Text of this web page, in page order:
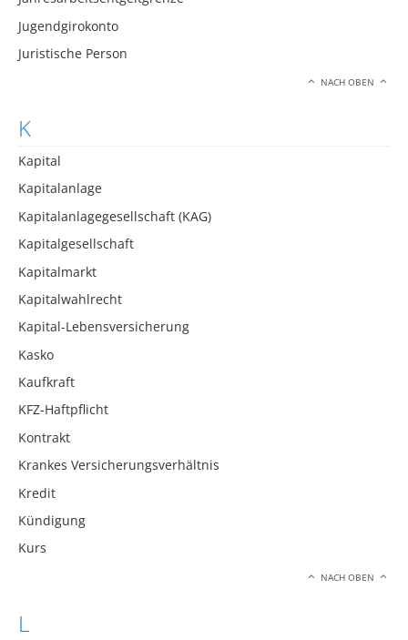
Jugendgirokonto
Juristische Person
NACH OBEN
K
Kapital
Kapitalanlage
Kapitalanlagegesellschaft (KAG)
Kapitalgesellschaft
Kapitalmarkt
Kapitalwahlrecht
Kapital-Lebensversicherung
Kasko
Kaufkraft
KFZ-Haftpflicht
Kontrakt
Krankes Versicherungsverhältnis
Kredit
Kündigung
Kurs
NACH OBEN
L